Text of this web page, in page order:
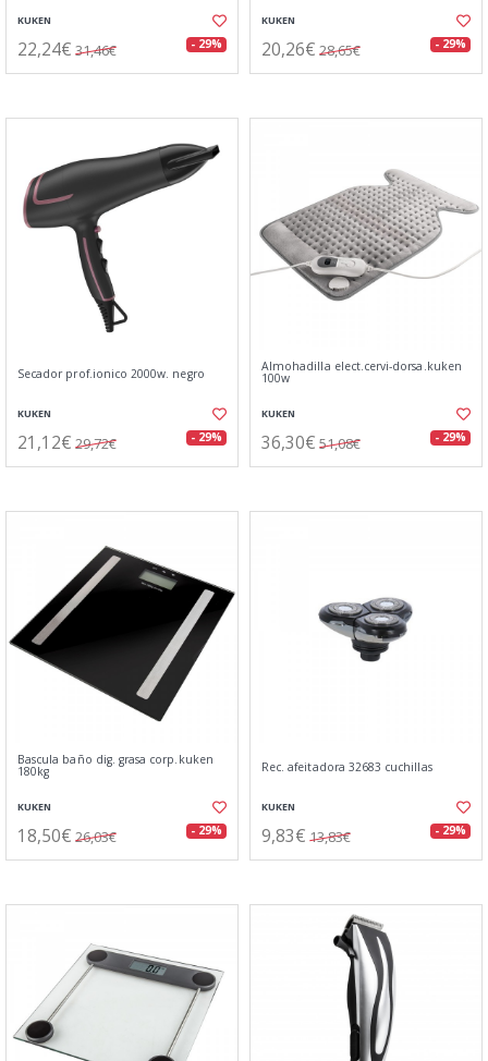
KUKEN
22,24€ 31,46€ - 29%
KUKEN
20,26€ 28,65€ - 29%
Secador prof.ionico 2000w. negro
KUKEN
21,12€ 29,72€ - 29%
Almohadilla elect.cervi-dorsa.kuken
100w
KUKEN
36,30€ 51,08€ - 29%
Bascula baño dig. grasa corp.kuken
180kg
KUKEN
18,50€ 26,03€ - 29%
Rec. afeitadora 32683 cuchillas
KUKEN
9,83€ 13,83€ - 29%